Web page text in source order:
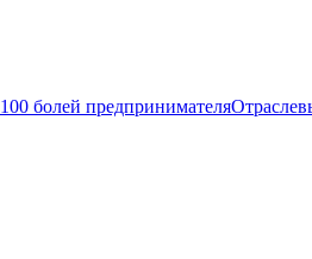
100 болей предпринимателя